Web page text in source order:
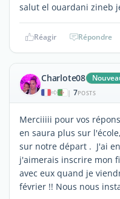
salut el ouardani zineb
Réagir Répondre
Charlote08
| 7POSTS
Merciiiii pour vos
en saura plus sur
sur notre départ . J'ai
j'aimerais inscrire mon
avec eux quand je
février !! Nous nous